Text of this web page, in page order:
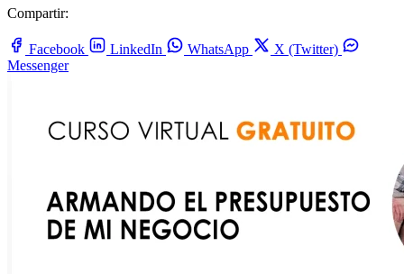
Compartir:
Facebook LinkedIn WhatsApp
X (Twitter)
Messenger